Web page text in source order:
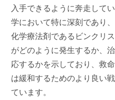
入手できるように奔走して
学において特に深刻であり
化学療法剤であるビンクリ
がどのように発生するか、
応するかを示しており、救
は緩和するためのより良い
ています。